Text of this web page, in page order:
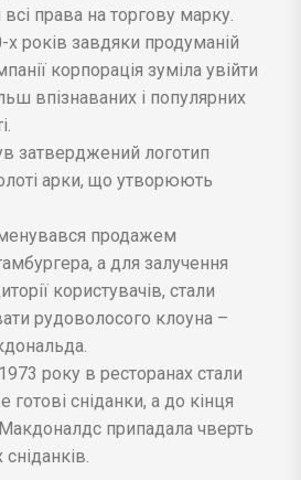
права на торгову марку.
років завдяки продуманій
корпорація зуміла увійти
впізнаваних і популярних
затверджений логотип
арки, що утворюють
продажем
а для залучення
користувачів, стали
рудоволосого клоуна –
року в ресторанах стали
готові сніданки, а до кінця
припадала чверть